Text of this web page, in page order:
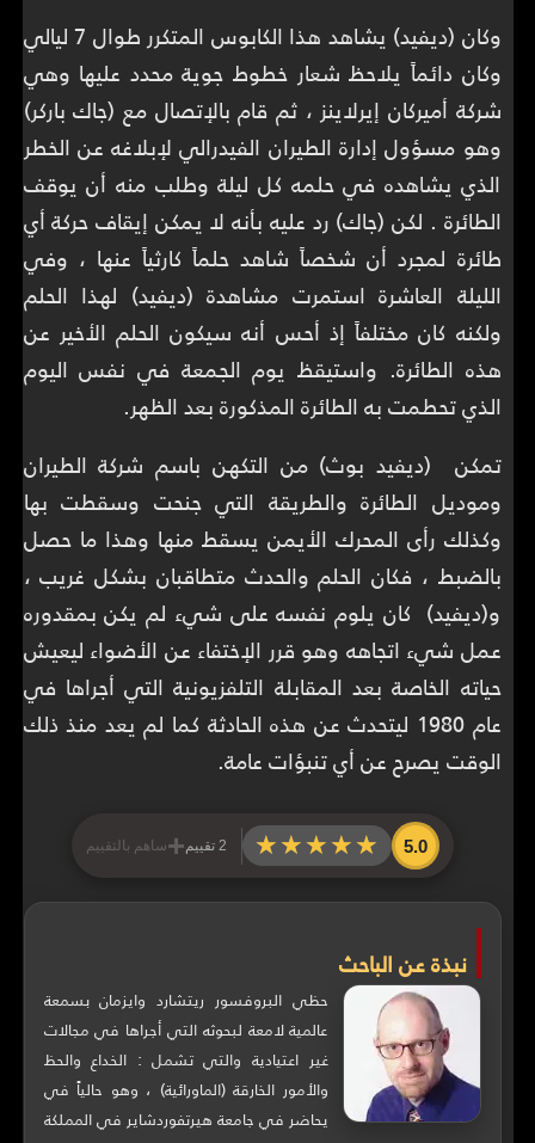
وكان (ديفيد) يشاهد هذا الكابوس المتكرر طوال 7 ليالي
وكان دائماً يلاحظ شعار خطوط جوية محدد عليها وهي
شركة أميركان إيرلاينز ، ثم قام بالإتصال مع (جاك باركر)
وهو مسؤول إدارة الطيران الفيدرالي لإبلاغه عن الخطر
الذي يشاهده في حلمه كل ليلة وطلب منه أن يوقف
الطائرة . لكن (جاك) رد عليه بأنه لا يمكن إيقاف حركة أي
طائرة لمجرد أن شخصاً شاهد حلماً كارثياً عنها ، وفي
الليلة العاشرة استمرت مشاهدة (ديفيد) لهذا الحلم
ولكنه كان مختلفاً إذ أحس أنه سيكون الحلم الأخير عن
هذه الطائرة. واستيقظ يوم الجمعة في نفس اليوم
الذي تحطمت به الطائرة المذكورة بعد الظهر.
تمكن (ديفيد بوث) من التكهن باسم شركة الطيران
وموديل الطائرة والطريقة التي جنحت وسقطت بها
وكذلك رأى المحرك الأيمن يسقط منها وهذا ما حصل
بالضبط ، فكان الحلم والحدث متطاقبان بشكل غريب ،
و(ديفيد) كان يلوم نفسه على شيء لم يكن بمقدوره
عمل شيء اتجاهه وهو قرر الإختفاء عن الأضواء ليعيش
حياته الخاصة بعد المقابلة التلفزيونية التي أجراها في
عام 1980 ليتحدث عن هذه الحادثة كما لم يعد منذ ذلك
الوقت يصرح عن أي تنبؤات عامة.
5.0
★★★★★
★★★★★ 2 تقييم +ساهم بالتقييم
نبذة عن الباحث
حظي البروفسور ريتشارد وايزمان بسمعة
عالمية لامعة لبحوثه التي أجراها في مجالات
غير اعتيادية والتي تشمل : الخداع والحظ
والأمور الخارقة (الماورائية) ، وهو حالياً في
يحاضر في جامعة هيرتفوردشاير في المملكة